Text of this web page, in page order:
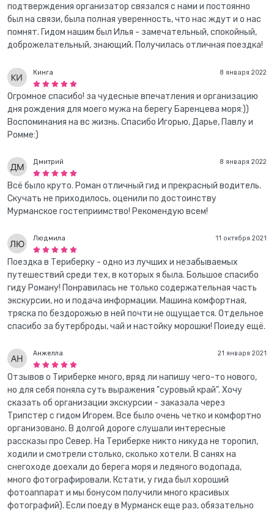
подтверждения организатор связался с нами и постоянно
был на связи, была полная уверенность, что нас ждут и о нас
помнят. Гидом нашим был Илья - замечательный, спокойный,
доброжелательный, знающий. Получилась отличная поездка!
8 января 2022
Кинга
Огромное спасибо! за чудесные впечатления и организацию
дня рождения для моего мужа на берегу Баренцева моря:))
Воспоминания на вс жизнь. Спасибо Игорью, Дарье, Павлу и
Ромме:)
8 января 2022
Дмитрий
Всё было круто. Роман отличный гид и прекрасный водитель.
Скучать не приходилось, оценили по достоинству
Мурманское гостеприимство! Рекомендую всем!
11 октября 2021
Людмила
Поездка в Териберку - одно из лучших и незабываемых
путешествий среди тех, в которых я была. Большое спасибо
гиду Роману! Понравилась не только содержательная часть
экскурсии, но и подача информации. Машина комфортная,
тряска по бездорожью в ней почти не ощущается. Отдельное
спасибо за бутерброды, чай и настойку морошки! Поиеду ещё.
21 января 2021
Анжелла
Отзывов о Тириберке много, вряд ли напишу чего-то нового,
но для себя поняла суть выражения "суровый край". Хочу
сказать об организации экскурсии - заказала через
Трипстер с гидом Игорем. Все было очень четко и комфортно
организовано. В долгой дороге слушали интересные
рассказы про Север. На Териберке никто никуда не торопил,
ходили и смотрели столько, сколько хотели. В санях на
снегоходе доехали до берега моря и ледяного водопада,
много фотографировали. Кстати, у гида был хороший
фотоаппарат и мы бонусом получили много красивых
фотографий). Если поеду в Мурманск еще раз, обязательно